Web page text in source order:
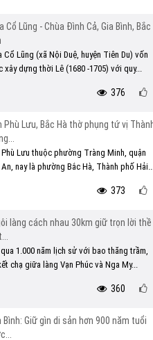
Cổ Lũng - Chùa Đình Cả, Gia Bình, Bắc
Cổ Lũng (xã Nội Duệ, huyện Tiên Du) vốn
xây dựng thời Lê (1680 -1705) với quy...
376
Phù Lưu, Bắc Hà thờ phụng tứ vị
Lưu thuộc phường Tràng Minh, quận
An, nay là phường Bắc Hà, Thành phố
373
làng cách nhau 30km giữ trọn lời thề
1.000 năm lịch sử với bao thăng trầm,
chạ giữa làng Vạn Phúc và Nga My...
360
Bình: Giữ gìn di sản hơn 900 năm tuổi